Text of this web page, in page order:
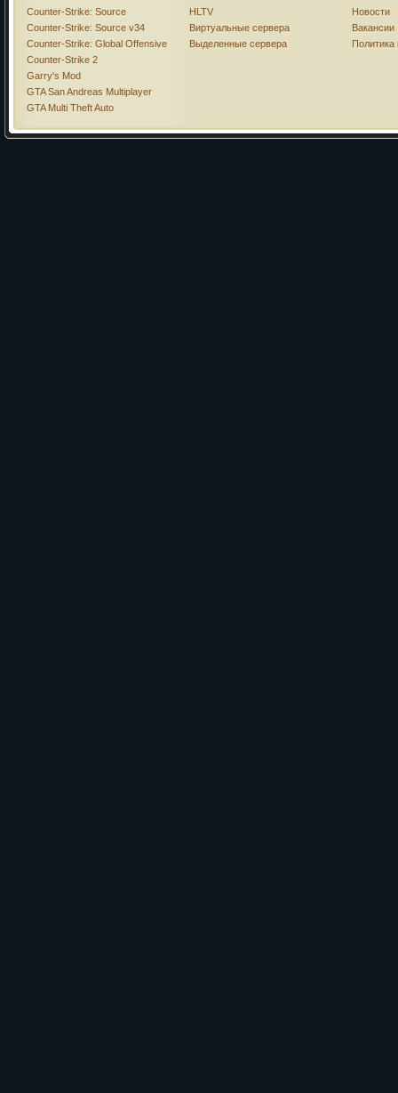
Counter-Strike: Source
Counter-Strike: Source v34
Counter-Strike: Global Offensive
Counter-Strike 2
Garry's Mod
GTA San Andreas Multiplayer
GTA Multi Theft Auto
HLTV
Виртуальные сервера
Выделенные сервера
Новости
Вакансии
Политика